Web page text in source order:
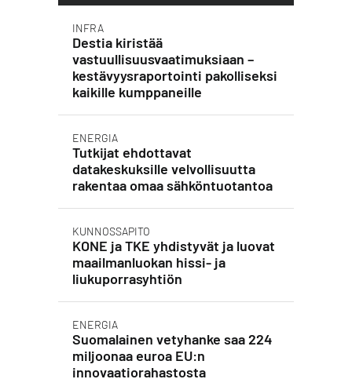
INFRA
Destia kiristää
vastuullisuusvaatimuksiaan –
kestävyysraportointi pakolliseksi
kaikille kumppaneille
ENERGIA
Tutkijat ehdottavat
datakeskuksille velvollisuutta
rakentaa omaa sähköntuotantoa
KUNNOSSAPITO
KONE ja TKE yhdistyvät ja luovat
maailmanluokan hissi- ja
liukuporrasyhtiön
ENERGIA
Suomalainen vetyhanke saa 224
miljoonaa euroa EU:n
innovaatiorahastosta